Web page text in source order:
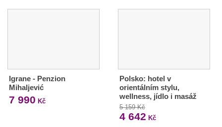
Igrane - Penzion
Mihaljević
7 990 Kč
Polsko: hotel v
orientálním stylu,
wellness, jídlo i masáž
5 159 Kč
4 642 Kč